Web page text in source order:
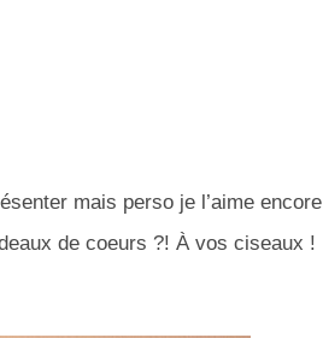
mais perso je l’aime encore
de coeurs ?! À vos ciseaux !